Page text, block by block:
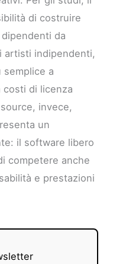
di costruire
da
artisti indipendenti,
semplice a
di licenza
invece,
un
il software libero
competere anche
e prestazioni